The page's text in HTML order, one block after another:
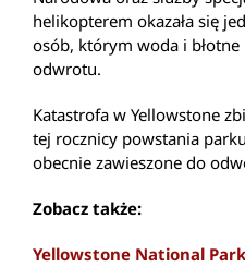
helikopterem okazała się
osób, którym woda i
odwrotu.
Katastrofa w Yellowstone
tej rocznicy powstania
obecnie zawieszone do
Zobacz także:
Yellowstone National Park